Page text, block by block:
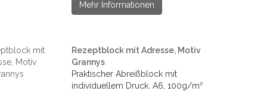
Mehr Informationen
Rezeptblock mit Adresse, Motiv
Grannys
Praktischer Abreißblock mit
individuellem Druck. A6, 100g/m²